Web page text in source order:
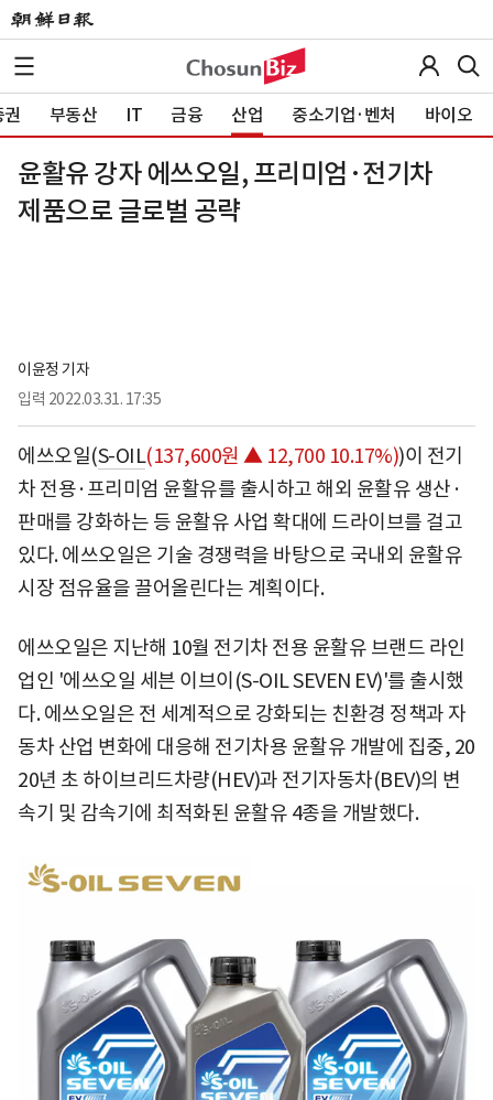
부동산 IT 금융 산업 중소기업·벤처 바이오
윤활유 강자 에쓰오일, 프리미엄·전기차
제품으로 글로벌 공략
이윤정 기자
입력 2022.03.31. 17:35
에쓰오일(S-OIL(137,600원 ▲ 12,700 10.17%))이 전기
차 전용·프리미엄 윤활유를 출시하고 해외 윤활유 생산·
판매를 강화하는 등 윤활유 사업 확대에 드라이브를 걸고
있다. 에쓰오일은 기술 경쟁력을 바탕으로 국내외 윤활유
시장 점유율을 끌어올린다는 계획이다.
에쓰오일은 지난해 10월 전기차 전용 윤활유 브랜드 라인
업인 '에쓰오일 세븐 이브이(S-OIL SEVEN EV)'를 출시했
다. 에쓰오일은 전 세계적으로 강화되는 친환경 정책과 자
동차 산업 변화에 대응해 전기차용 윤활유 개발에 집중, 20
20년 초 하이브리드차량(HEV)과 전기자동차(BEV)의 변
속기 및 감속기에 최적화된 윤활유 4종을 개발했다.